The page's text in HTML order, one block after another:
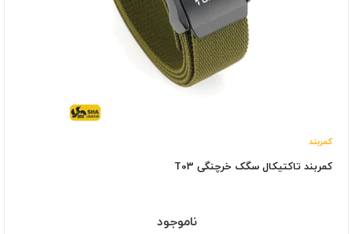
کمربند
کمربند تاکتیکال سگک خرچنگی T03
ناموجود